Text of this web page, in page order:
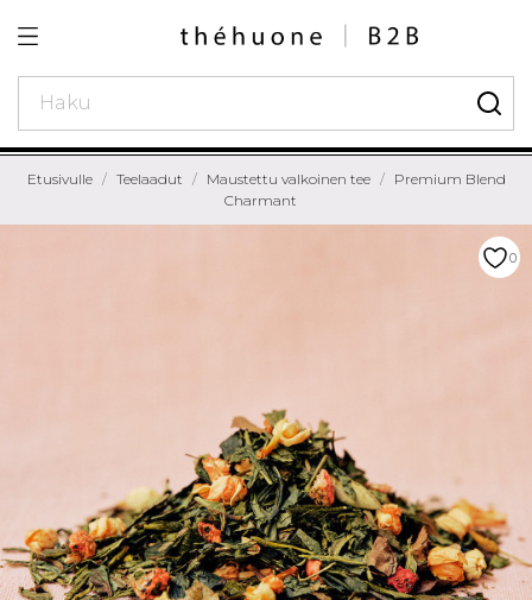
Etusivulle Teelaadut Maustettu valkoinen tee
Premium Blend
Charmant
0